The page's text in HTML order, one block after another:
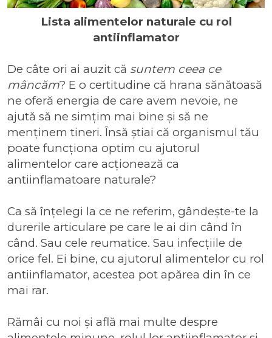
Lista alimentelor naturale cu rol
antiinflamator
De câte ori ai auzit că suntem ceea ce
mâncăm? E o certitudine că hrana sănătoasă
ne oferă energia de care avem nevoie, ne
ajută să ne simțim mai bine și să ne
menținem tineri. Însă știai că organismul tău
poate funcționa optim cu ajutorul
alimentelor care acționează ca
antiinflamatoare naturale?
Ca să înțelegi la ce ne referim, gândește-te la
durerile articulare pe care le ai din când în
când. Sau cele reumatice. Sau infecțiile de
orice fel. Ei bine, cu ajutorul alimentelor cu rol
antiinflamator, acestea pot apărea din în ce
mai rar.
Rămâi cu noi și află mai multe despre